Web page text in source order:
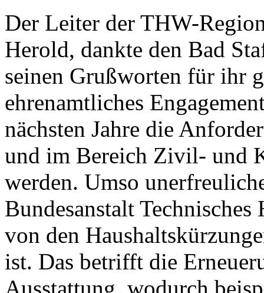
Der Leiter der THW-
Herold, dankte den Bad
seinen Grußworten für ihr
ehrenamtliches
nächsten Jahre die
und im Bereich Zivil- und
werden. Umso
Bundesanstalt
von den
ist. Das betrifft die
Ausstattung, wodurch